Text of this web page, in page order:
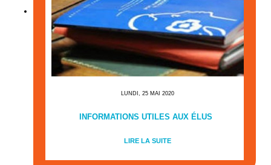
LUNDI, 25 MAI 2020
INFORMATIONS UTILES AUX ÉLUS
LIRE LA SUITE